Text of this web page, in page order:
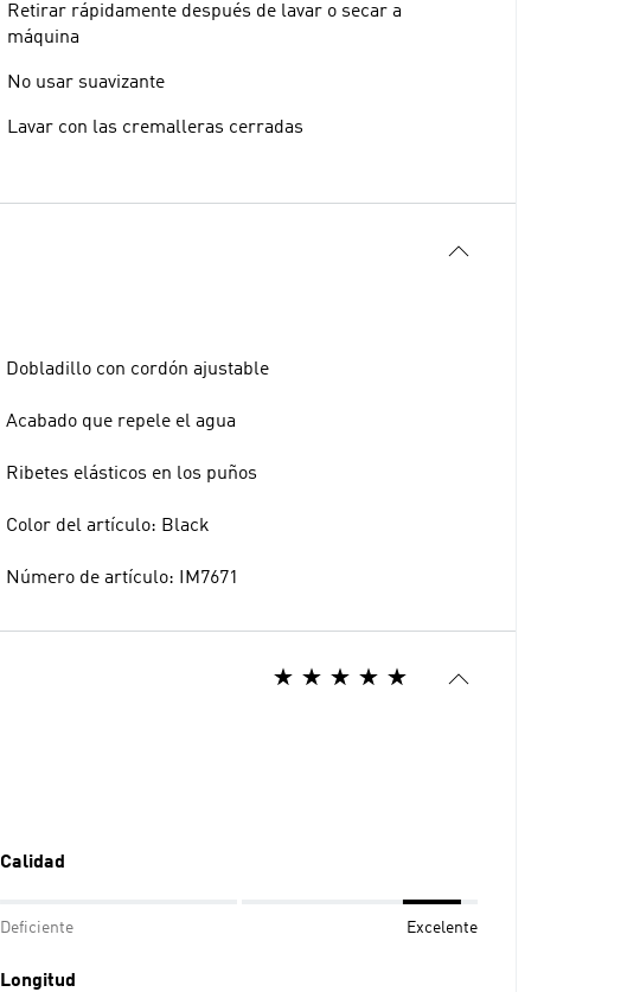
Retirar rápidamente después de lavar o secar a
máquina
No usar suavizante
Lavar con las cremalleras cerradas
Dobladillo con cordón ajustable
Acabado que repele el agua
Ribetes elásticos en los puños
Color del artículo: Black
Número de artículo: IM7671
Calidad
Deficiente Excelente
Longitud